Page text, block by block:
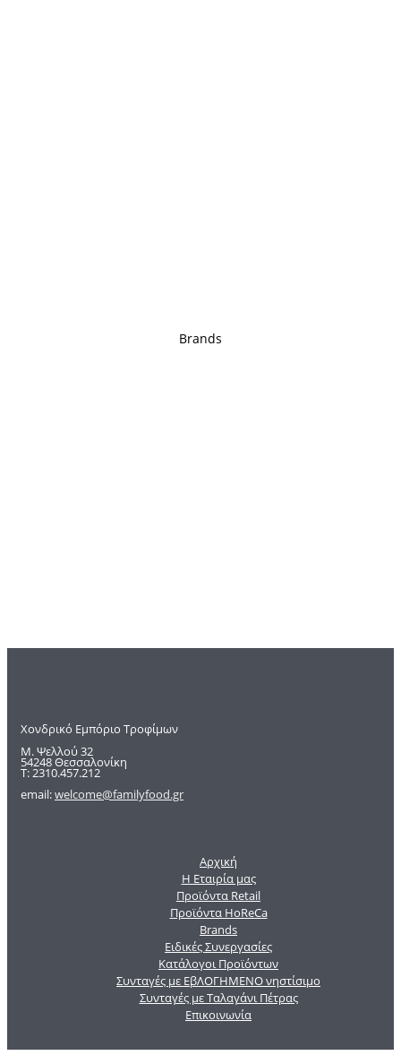
Brands
Χονδρικό Εμπόριο Τροφίμων
Μ. Ψελλού 32
54248 Θεσσαλονίκη
Τ: 2310.457.212
email:welcome@familyfood.gr
Αρχική
Η Εταιρία μας
Προϊόντα Retail
Προϊόντα HoReCa
Brands
Ειδικές Συνεργασίες
Κατάλογοι Προϊόντων
Συνταγές με ΕβΛΟΓΗΜΕΝΟ νηστίσιμο
Συνταγές με Ταλαγάνι Πέτρας
Επικοινωνία